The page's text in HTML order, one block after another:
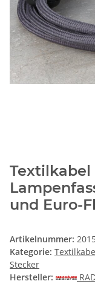
Textilkabel
und Euro-
Artikelnummer:
Kategorie:
Stecker
Hersteller: